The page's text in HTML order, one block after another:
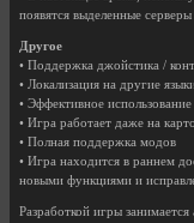
появятся выделенные серверы
Другое
• Поддержка джойстика /
• Локализация на другие
• Эффективное
• Игра работает даже на
• Полная поддержка модов
• Игра находится в раннем
новыми функциями и
Разработкой игры